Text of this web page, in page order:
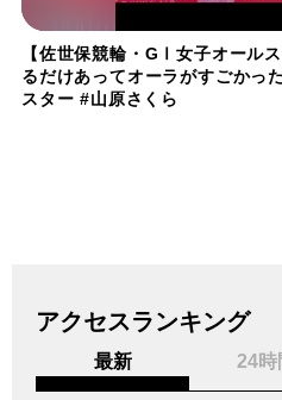
【佐世保競輪・GⅠ女子オール
るだけあってオーラがすごかった」 #佐世保競輪 #女子
スター #山原さくら
アクセスランキング
最新 24時